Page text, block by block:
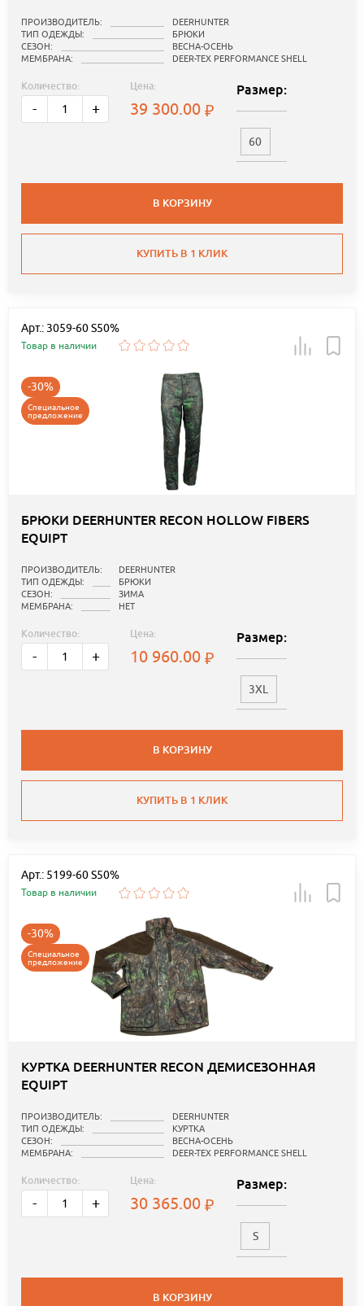
ПРОИЗВОДИТЕЛЬ:
DEERHUNTER
ТИП ОДЕЖДЫ:
БРЮКИ
СЕЗОН:
ВЕСНА-ОСЕНЬ
МЕМБРАНА:
DEER-TEX PERFORMANCE SHELL
Количество:
- +
Цена:
39 300.00
Размер:
60
В КОРЗИНУ
КУПИТЬ В 1 КЛИК
Арт.: 3059-60 S50%
Товар в наличии
-30%
Специальное
предложение
БРЮКИ DEERHUNTER RECON HOLLOW FIBERS
EQUIPT
ПРОИЗВОДИТЕЛЬ:
DEERHUNTER
ТИП ОДЕЖДЫ:
БРЮКИ
СЕЗОН:
ЗИМА
МЕМБРАНА:
НЕТ
Количество:
- +
Цена:
10 960.00
Размер:
3XL
В КОРЗИНУ
КУПИТЬ В 1 КЛИК
Арт.: 5199-60 S50%
Товар в наличии
-30%
Специальное
предложение
КУРТКА DEERHUNTER RECON ДЕМИСЕЗОННАЯ
EQUIPT
ПРОИЗВОДИТЕЛЬ:
DEERHUNTER
ТИП ОДЕЖДЫ:
КУРТКА
СЕЗОН:
ВЕСНА-ОСЕНЬ
МЕМБРАНА:
DEER-TEX PERFORMANCE SHELL
Количество:
- +
Цена:
30 365.00
Размер:
S
В КОРЗИНУ